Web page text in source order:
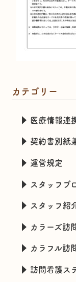
カテゴリー
医療情報連
契約書別紙
運営規定
スタッフブ
スタッフ紹
カラーズ訪
カラフル訪
訪問看護ス